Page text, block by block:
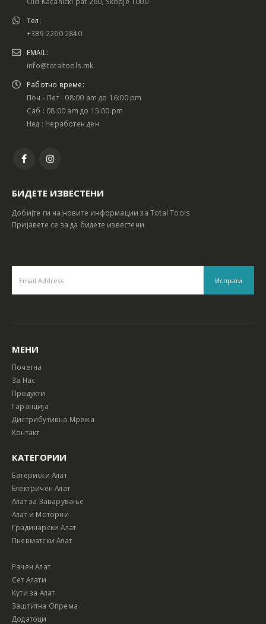
Тел:
+389 2260 2840
EMAIL:
info@totaltools.mk
Работно време:
Пон - Пет : 08:00 am до 16:00 pm
Саб : 08:00 am до 15:00 pm
Нед : Неработен ден
БИДЕТЕ ИЗВЕСТЕНИ
Добијте ги најновите информации за Total Tools.
Пријавете се за да бидете известени.
МЕНИ
Почетна
За Нас
Продукти
Гаранција
Дистрибутивна Мрежа
Контакт
КАТЕГОРИИ
Батериски Алат
Електричен Алат
Алат за Заварување
Алат и Моторни
Градинарски Алат
Пневматски Алат
Рачен Алат
Сет Алати
Кути за Алат
Заштитна Опрема
Додатоци